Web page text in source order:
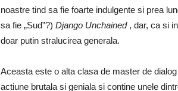
noastre tind sa fie foarte indulgente si prea
sa fie „Sud”?) Django Unchained, dar, ca si
doar putin stralucirea generala.
Aceasta este o alta clasa de master de
actiune brutala si geniala si contine unele